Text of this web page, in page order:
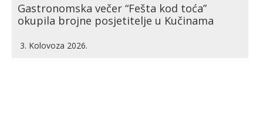
Gastronomska večer “Fešta kod toća”
okupila brojne posjetitelje u Kučinama
3. Kolovoza 2026.